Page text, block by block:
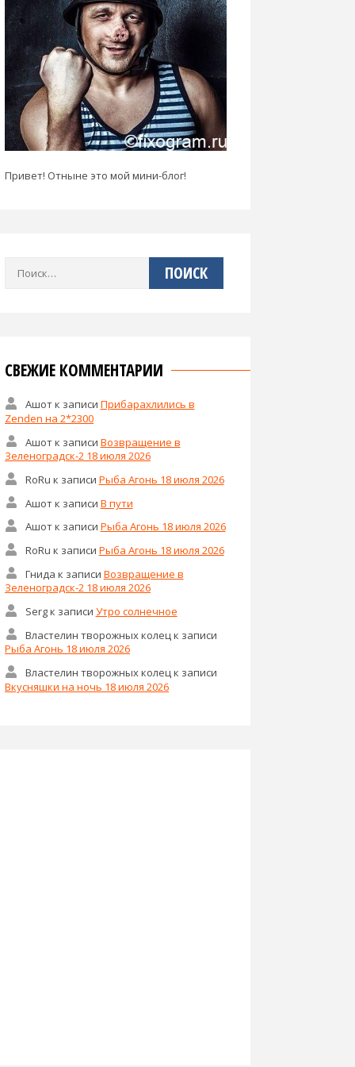
Привет! Отныне это мой мини-блог!
Найти:
СВЕЖИЕ КОММЕНТАРИИ
Ашотк записи Прибарахлились в
Zenden на 2*2300
Ашотк записи Возвращение в
Зеленоградск-2 18 июля 2026
RoRu к записи Рыба Агонь 18 июля 2026
Ашотк записи В пути
Ашотк записи Рыба Агонь 18 июля 2026
RoRu к записи Рыба Агонь 18 июля 2026
Гнида к записи Возвращение в
Зеленоградск-2 18 июля 2026
Sergк записи Утро солнечное
Властелин творожных колец к записи
Рыба Агонь 18 июля 2026
Властелин творожных колецк записи
Вкусняшки на ночь 18 июля 2026